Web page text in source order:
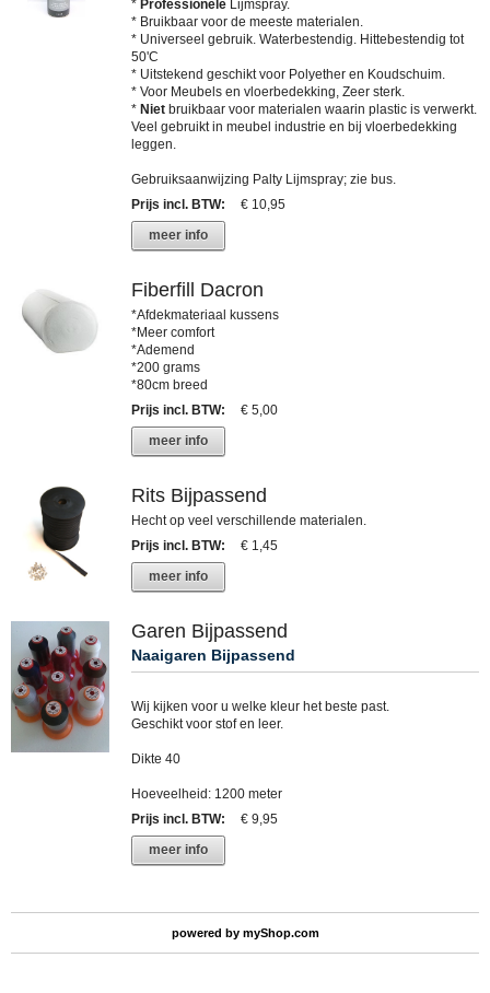
* Professionele Lijmspray.
* Bruikbaar voor de meeste materialen.
* Universeel gebruik. Waterbestendig. Hittebestendig tot
50'C
* Uitstekend geschikt voor Polyether en Koudschuim.
* Voor Meubels en vloerbedekking, Zeer sterk.
* Niet bruikbaar voor materialen waarin plastic is verwerkt.
Veel gebruikt in meubel industrie en bij vloerbedekking
leggen.
Gebruiksaanwijzing Palty Lijmspray; zie bus.
Prijs incl. BTW:
€ 10,95
meer info
Fiberfill Dacron
*Afdekmateriaal kussens
*Meer comfort
*Ademend
*200 grams
*80cm breed
Prijs incl. BTW:
€ 5,00
meer info
Rits Bijpassend
Hecht op veel verschillende materialen.
Prijs incl. BTW:
€ 1,45
meer info
Garen Bijpassend
Naaigaren Bijpassend
Wij kijken voor u welke kleur het beste past.
Geschikt voor stof en leer.
Dikte 40
Hoeveelheid: 1200 meter
Prijs incl. BTW:
€ 9,95
meer info
powered by myShop.com